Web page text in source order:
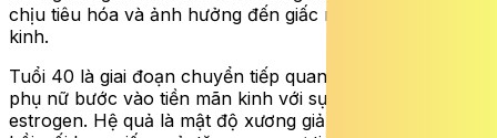
chịu tiêu hóa và ảnh hưởng đến giấc ngủ hoặc hệ thần
kinh.
Tuổi 40 là giai đoạn chuyển tiếp quan trọng, khi nhiều
phụ nữ bước vào tiền mãn kinh với sự suy giảm dần của
estrogen. Hệ quả là mật độ xương giảm, da mất độ đàn